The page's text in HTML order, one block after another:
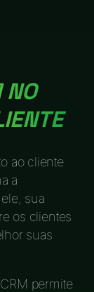
NO
ao cliente
a
sua
os clientes
suas
permite